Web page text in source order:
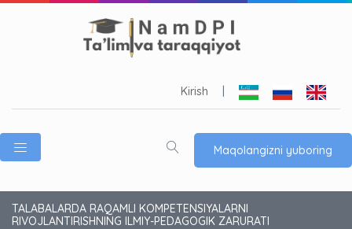
Kirish
Maqolangizni yuboring
TALABALARDA RAQAMLI KOMPETENSIYALARNI
RIVOJLANTIRISHNING ILMIY-PEDAGOGIK ZARURATI